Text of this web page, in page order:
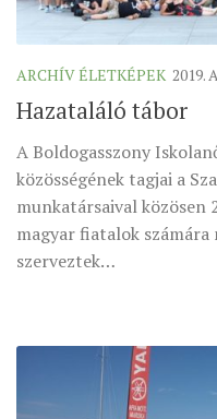
ZSINATI IMA
ZSINATI TAGOK
ZSINATI HÍREK-
„GYERMEKVÉDELMI”
MEGKÖZELÍTÉSBEN
ARCHÍV ÉLETKÉPEK 2019.
Hazataláló tábor
A Boldogasszony
közösségének tagjai a
munkatársaival közösen
magyar fiatalok
szerveztek…